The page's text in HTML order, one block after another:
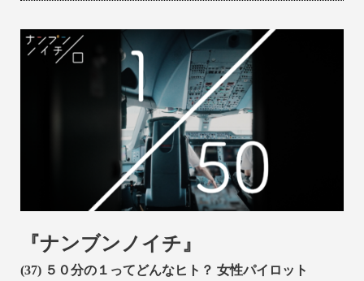
『ナンブンノイチ』
(37) ５０分の１ってどんなヒト？ 女性パイロット